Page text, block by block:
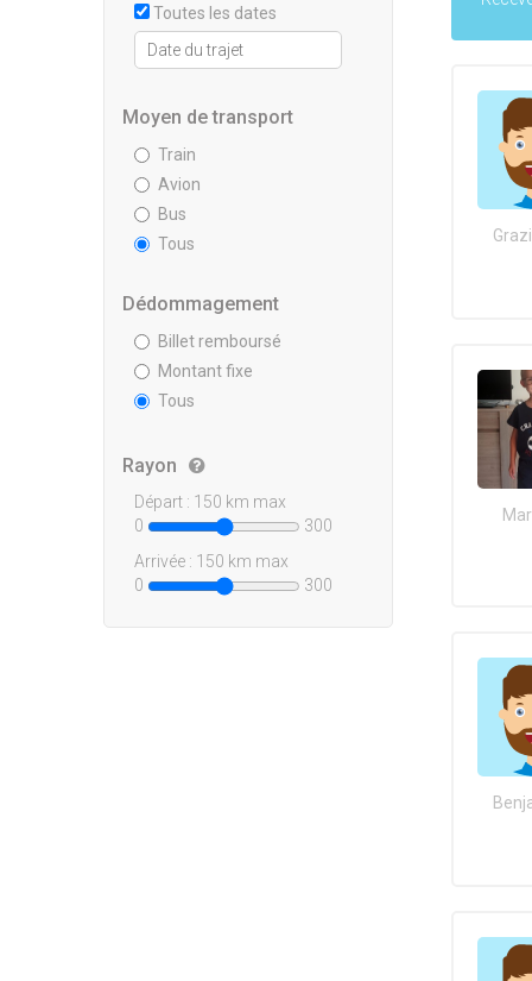
Toutes les dates
Moyen de transport
Train
Avion
Bus
Tous
Dédommagement
Billet remboursé
Montant fixe
Tous
Rayon
Départ : 150 km max
0
300
Arrivée : 150 km max
0
300